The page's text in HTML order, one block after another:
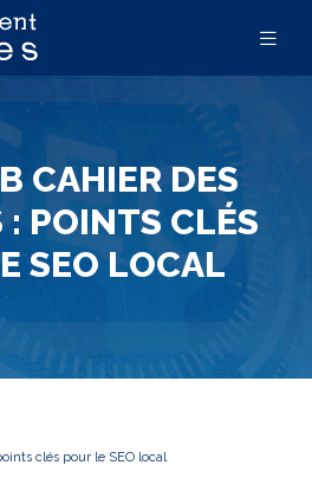
CAHIER DES
: POINTS CLÉS
SEO LOCAL
clés pour le SEO local